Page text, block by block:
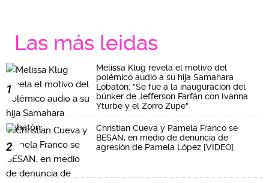
Las más leidas
1
Melissa Klug revela el motivo del
polémico audio a su hija Samahara
Lobatón: "Se fue a la inauguración del
búnker de Jefferson Farfán con Ivanna
Yturbe y el Zorro Zupe"
2
Christian Cueva y Pamela Franco se
BESAN, en medio de denuncia de
agresión de Pamela López [VIDEO]